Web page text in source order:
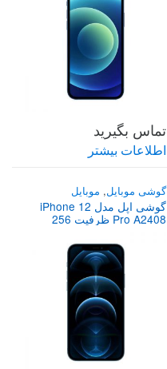
تماس بگیرید
اطلاعات بیشتر
گوشی موبایل, موبایل
گوشی اپل مدل iPhone 12
Pro A2408 ظرفیت 256